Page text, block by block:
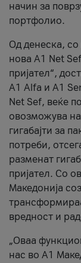
начин за
портфолио.
Од денеска,
нова A1 Net
пријател“,
А1 Alfa и A1
Net Sef, веќе
овозможува
гигабајти за
потреби,
разменат
пријател. Со
Македонија
вредност и
„Оваа
нас во А1